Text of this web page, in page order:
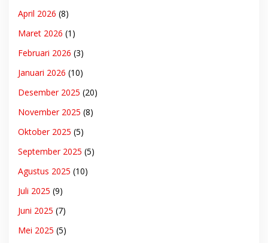
April 2026 (8)
Maret 2026 (1)
Februari 2026 (3)
Januari 2026 (10)
Desember 2025 (20)
November 2025 (8)
Oktober 2025 (5)
September 2025 (5)
Agustus 2025 (10)
Juli 2025 (9)
Juni 2025 (7)
Mei 2025 (5)